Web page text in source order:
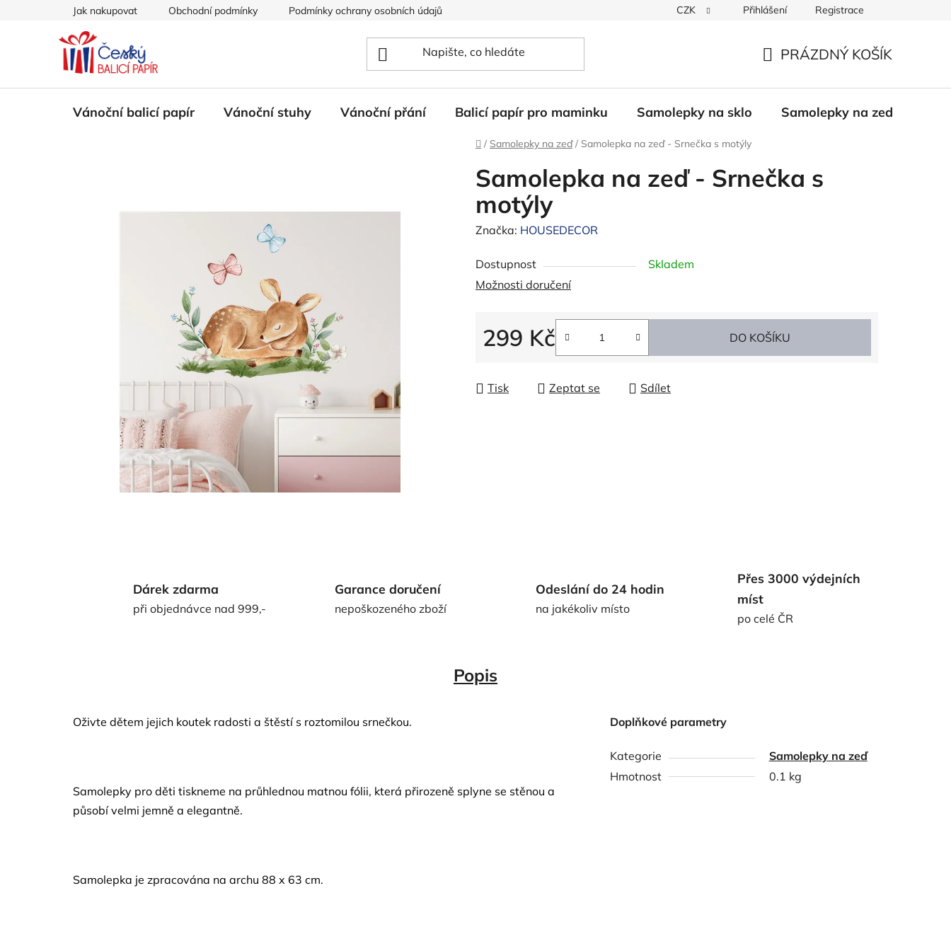
Jak nakupovat Obchodní podmínky Podmínky ochrany osobních údajů CZK Přihlášení Registrace
KOŠÍK
PRÁZDNÝ KOŠÍK
Vánoční balicí papír Vánoční stuhy Vánoční přání Balicí papír pro maminku Samolepky na sklo Samolepky na zeď
Domů
/ Samolepky na zeď / Samolepka na zeď - Srnečka s motýly
Samolepka na zeď - Srnečka s
motýly
Značka: HOUSEDECOR
Dostupnost
Skladem
Možnosti doručení
299 Kč DO KOŠÍKU
Tisk Zeptat se Sdílet
Dárek zdarma
při objednávce nad 999,-
Garance doručení
nepoškozeného zboží
Odeslání do 24 hodin
na jakékoliv místo
Přes 3000 výdejních
míst
po celé ČR
Popis
Oživte dětem jejich koutek radosti a štěstí s roztomilou srnečkou.
Samolepky pro děti tiskneme na průhlednou matnou fólii, která přirozeně splyne se stěnou a
působí velmi jemně a elegantně.
Samolepka je zpracována na archu 88 x 63 cm.
Doplňkové parametry
Kategorie
Samolepky na zeď
Hmotnost
0.1 kg